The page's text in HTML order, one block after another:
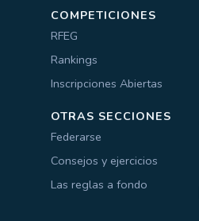
COMPETICIONES
RFEG
Rankings
Inscripciones Abiertas
OTRAS SECCIONES
Federarse
Consejos y ejercicios
Las reglas a fondo